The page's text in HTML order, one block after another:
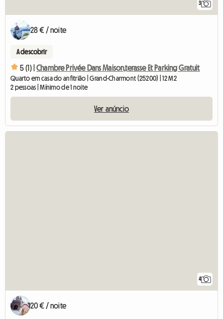
3
28 € / noite
A descobrir
5 (1) | Chambre Privée Dans Maison,terasse Et Parking Gratuit
Quarto em casa do anfitrião | Grand-Charmont (25200) | 12 M2
2 pessoas | Mínimo de 1 noite
Ver anúncio
4
20 € / noite